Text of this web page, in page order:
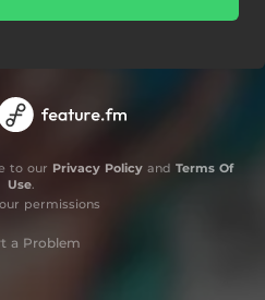
to our Privacy Policyand Terms Of
Use.
permissions
a Problem